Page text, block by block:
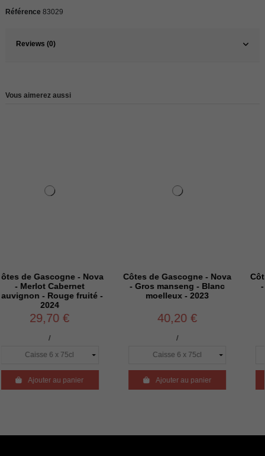
Référence 83029
Reviews (0)
Vous aimerez aussi
- Nova
fruité -
au panier
Côtes de Gascogne - Nova
- Gros manseng - Blanc
moelleux - 2023
Ajouter au panier
Côtes de
- Cabernet